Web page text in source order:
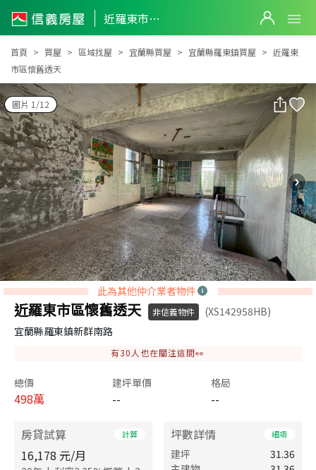
近羅東市區懷舊透天
近羅東市區懷舊透天
首頁 買屋 區域找屋 宜蘭縣買屋 宜蘭縣羅東鎮買屋
近羅東
市區懷舊透天
圖片 1/12
此為其他仲介業者物件
近羅東市區懷舊透天 非信義物件
(XS142958HB)
宜蘭縣羅東鎮新群南路
有30 人也在關注這間👀
總價
498萬
建坪單價
--
格局
--
房貸試算 計算
16,178 元/月
坪數詳情 細項
建坪
31.36